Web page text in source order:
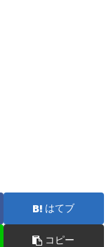
はてブ
コピー